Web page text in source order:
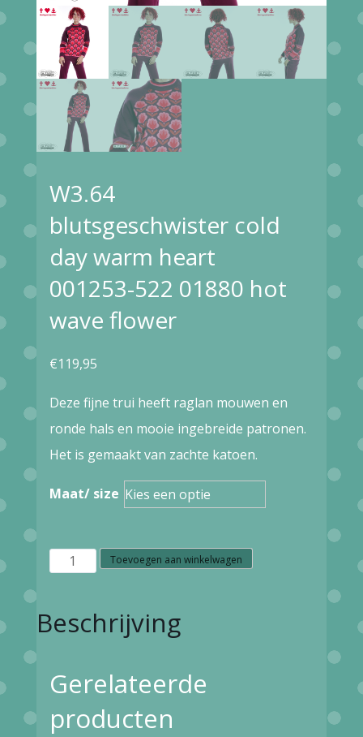
W3.64
blutsgeschwister cold
day warm heart
001253-522 01880 hot
wave flower
€119,95
Deze fijne trui heeft raglan mouwen en
ronde hals en mooie ingebreide patronen.
Het is gemaakt van zachte katoen.
Maat/ size
W3.64
cold
day
heart
001253-
Toevoegen aan winkelwagen
Beschrijving
Gerelateerde
producten